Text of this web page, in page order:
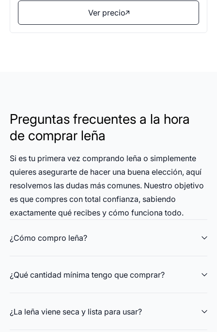
Ver precio
Preguntas frecuentes a la hora
de comprar leña
Si es tu primera vez comprando leña o simplemente
quieres asegurarte de hacer una buena elección, aquí
resolvemos las dudas más comunes. Nuestro objetivo
es que compres con total confianza, sabiendo
exactamente qué recibes y cómo funciona todo.
¿Cómo compro leña?
¿Qué cantidad mínima tengo que comprar?
¿La leña viene seca y lista para usar?